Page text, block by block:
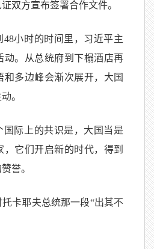
双方宣布签署合作文件。
48小时的时间里，习近平主
动。从总统府到下榻酒店再
和多边峰会渐次展开，大国
。
国际上的共识是，大国当是
，它们开启新的时代，得到
誉。
卡耶夫总统那一段“出其不